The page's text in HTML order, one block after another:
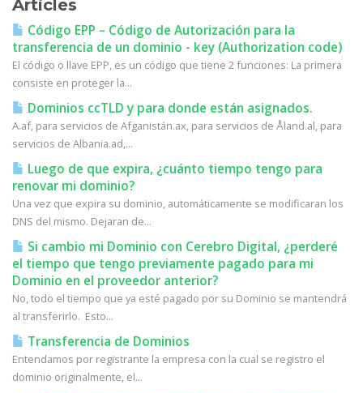
Articles
Código EPP – Código de Autorización para la
transferencia de un dominio - key (Authorization code)
El código o llave EPP, es un código que tiene 2 funciones: La primera
consiste en proteger la...
Dominios ccTLD y para donde están asignados.
A.af, para servicios de Afganistán.ax, para servicios de Åland.al, para
servicios de Albania.ad,...
Luego de que expira, ¿cuánto tiempo tengo para
renovar mi dominio?
Una vez que expira su dominio, automáticamente se modificaran los
DNS del mismo. Dejaran de...
Si cambio mi Dominio con Cerebro Digital, ¿perderé
el tiempo que tengo previamente pagado para mi
Dominio en el proveedor anterior?
No, todo el tiempo que ya esté pagado por su Dominio se mantendrá
al transferirlo. Esto...
Transferencia de Dominios
Entendamos por registrante la empresa con la cual se registro el
dominio originalmente, el...